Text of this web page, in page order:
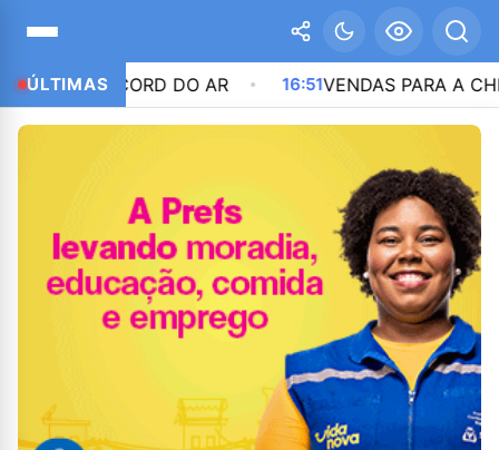
ÚLTIMASDO AR 16:51 VENDAS PARA A CHINA